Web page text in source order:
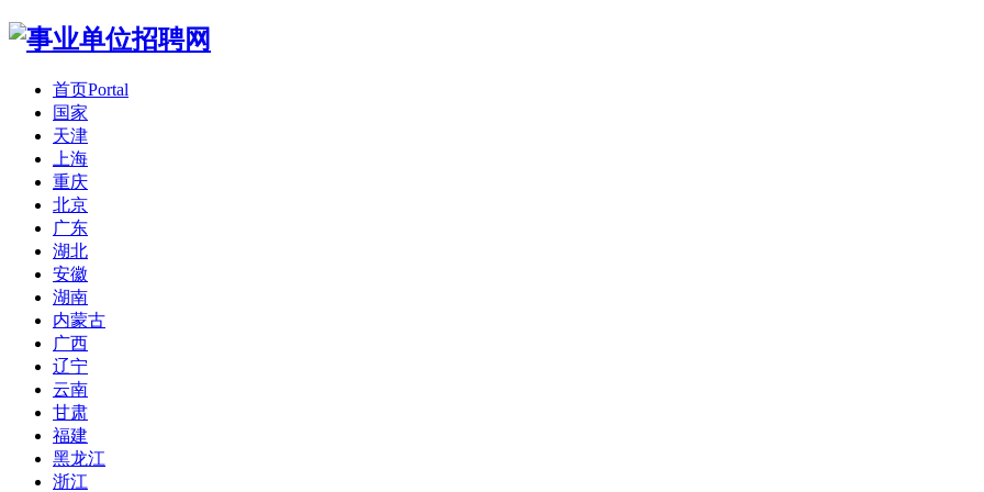
首页Portal
国家
天津
上海
重庆
北京
广东
湖北
安徽
湖南
内蒙古
广西
辽宁
云南
甘肃
福建
黑龙江
浙江